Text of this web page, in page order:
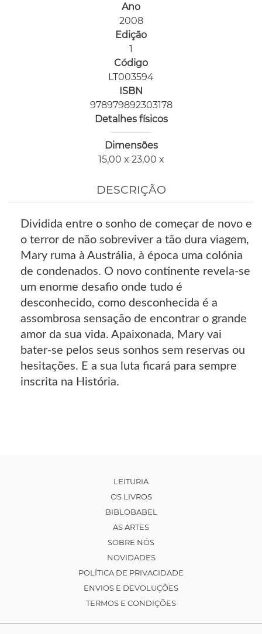
Ano
2008
Edição
1
Código
LT003594
ISBN
978979892303178
Detalhes físicos
Dimensões
15,00 x 23,00 x
DESCRIÇÃO
Dividida entre o sonho de começar de novo e
o terror de não sobreviver a tão dura viagem,
Mary ruma à Austrália, à época uma colónia
de condenados. O novo continente revela-se
um enorme desafio onde tudo é
desconhecido, como desconhecida é a
assombrosa sensação de encontrar o grande
amor da sua vida. Apaixonada, Mary vai
bater-se pelos seus sonhos sem reservas ou
hesitações. E a sua luta ficará para sempre
inscrita na História.
LEITURIA
OS LIVROS
BIBLOBABEL
AS ARTES
SOBRE NÓS
NOVIDADES
POLÍTICA DE PRIVACIDADE
ENVIOS E DEVOLUÇÕES
TERMOS E CONDIÇÕES